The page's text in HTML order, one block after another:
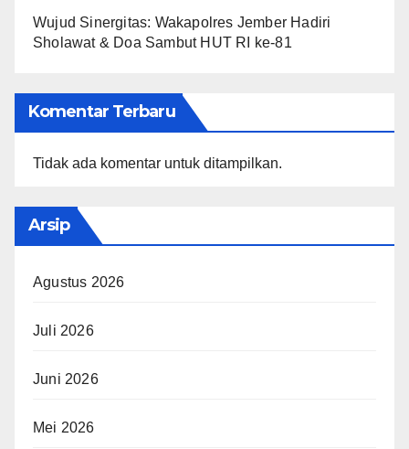
Wujud Sinergitas: Wakapolres Jember Hadiri
Sholawat & Doa Sambut HUT RI ke-81
Komentar Terbaru
Tidak ada komentar untuk ditampilkan.
Arsip
Agustus 2026
Juli 2026
Juni 2026
Mei 2026